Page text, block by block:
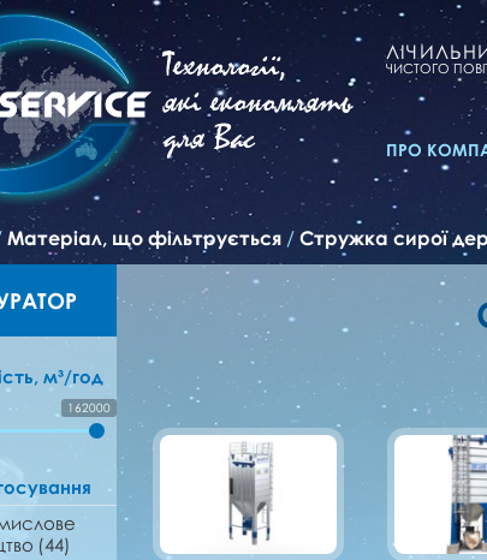
Технології,
які економлять
для Вас
ЧИСТОГО
ПРО
Матеріал, що фільтрується / Стружка сирої
м³/год
162000
(44)